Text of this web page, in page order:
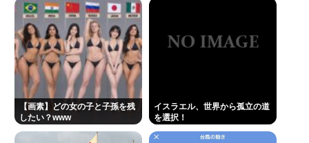
付き合ってられる？？
【画素】どの女の子と子孫を残
したい？www
イスラエル、世界から孤立の道
を選択！